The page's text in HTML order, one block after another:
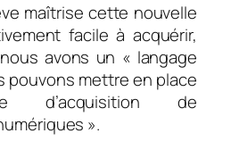
maîtrise cette nouvelle
facile à acquérir,
avons un « langage
pouvons mettre en place
d’acquisition de
».